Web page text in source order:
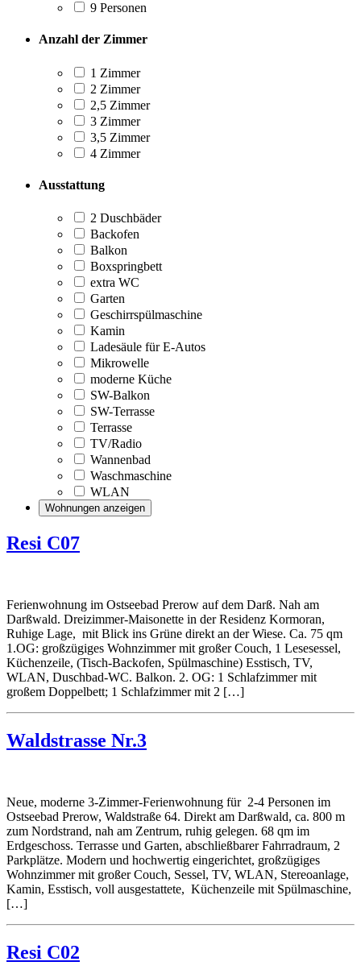
9 Personen
Anzahl der Zimmer
1 Zimmer
2 Zimmer
2,5 Zimmer
3 Zimmer
3,5 Zimmer
4 Zimmer
Ausstattung
2 Duschbäder
Backofen
Balkon
Boxspringbett
extra WC
Garten
Geschirrspülmaschine
Kamin
Ladesäule für E-Autos
Mikrowelle
moderne Küche
SW-Balkon
SW-Terrasse
Terrasse
TV/Radio
Wannenbad
Waschmaschine
WLAN
Resi C07
Ferienwohnung im Ostseebad Prerow auf dem Darß. Nah am
Darßwald. Dreizimmer-Maisonette in der Residenz Kormoran,
Ruhige Lage, mit Blick ins Grüne direkt an der Wiese. Ca. 75 qm
1.OG: großzügiges Wohnzimmer mit großer Couch, 1 Lesesessel,
Küchenzeile, (Tisch-Backofen, Spülmaschine) Esstisch, TV,
WLAN, Duschbad-WC. Balkon. 2. OG: 1 Schlafzimmer mit
großem Doppelbett; 1 Schlafzimmer mit 2 […]
Waldstrasse Nr.3
Neue, moderne 3-Zimmer-Ferienwohnung für 2-4 Personen im
Ostseebad Prerow, Waldstraße 64. Direkt am Darßwald, ca. 800 m
zum Nordstrand, nah am Zentrum, ruhig gelegen. 68 qm im
Erdgeschoss. Terrasse und Garten, abschließbarer Fahrradraum, 2
Parkplätze. Modern und hochwertig eingerichtet, großzügiges
Wohnzimmer mit großer Couch, Sessel, TV, WLAN, Stereoanlage,
Kamin, Esstisch, voll ausgestattete, Küchenzeile mit Spülmaschine,
[…]
Resi C02